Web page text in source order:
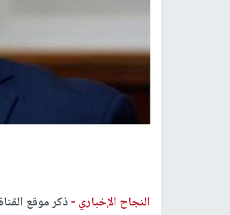
النجاح الإخباري -ذكر موقع